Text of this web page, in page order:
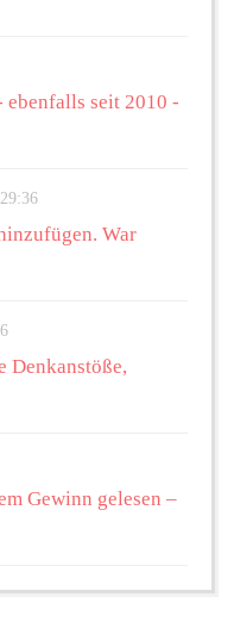
ebenfalls seit 2010 -
War
Denkanstöße,
Gewinn gelesen –